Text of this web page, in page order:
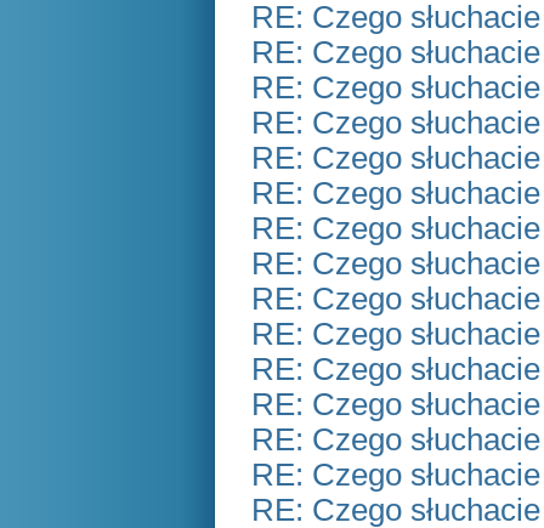
RE: Czego
RE: Czego
RE: Czego
RE: Czego
RE: Czego
RE: Czego
RE: Czego
RE: Czego
RE: Czego
RE: Czego
RE: Czego
RE: Czego
RE: Czego
RE: Czego
RE: Czego